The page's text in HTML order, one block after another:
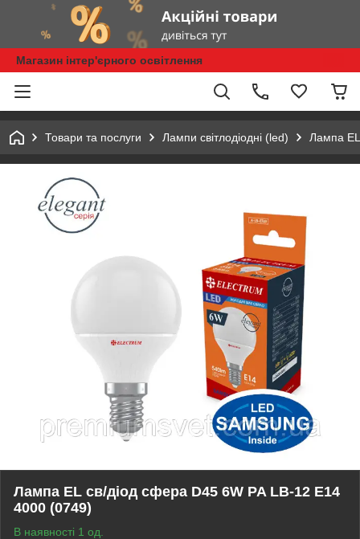
Магазин інтер'єрного освітлення
Товари та послуги Лампи світлодіодні (led) Лампа
Лампа EL св/діод сфера D45 6W PA LB-12 E14
4000 (0749)
В наявності 1 од.